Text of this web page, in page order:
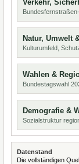
Verkehr,
Natur, Umwelt
Kulturumfeld,
Wahlen &
Bundestagswahl
Demografie &
Sozialstruktur
Datenstand
Die vollständigen